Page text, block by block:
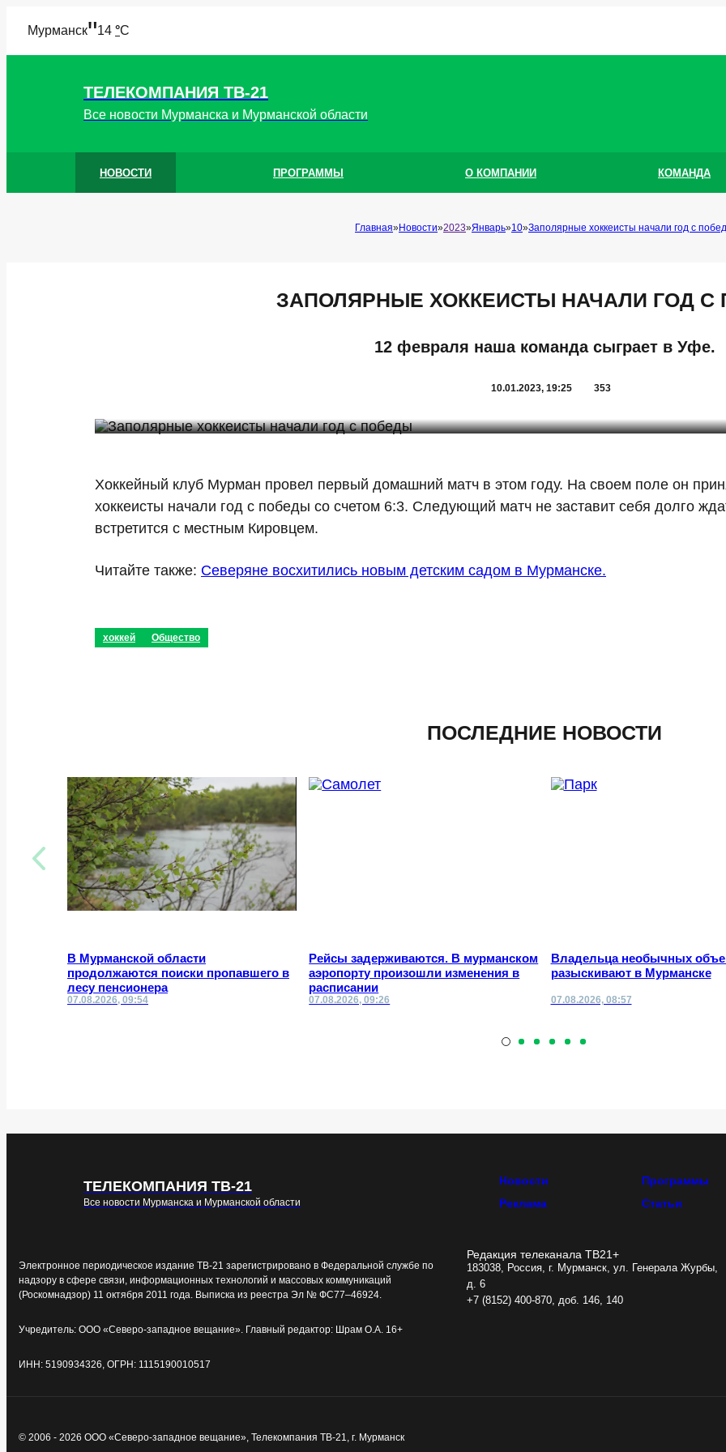
Мурманск"14 °C
ТЕЛЕКОМПАНИЯ ТВ-21
Все новости Мурманска и Мурманской области
НОВОСТИ ПРОГРАММЫ О КОМПАНИИ КОМАНДА
Главная Новости 2023 Январь 10 Заполярные хоккеисты начали год с
ЗАПОЛЯРНЫЕ ХОККЕИСТЫ НАЧАЛИ ГОД С
12 февраля наша команда сыграет в Уфе.
10.01.2023, 19:25 353
Хоккейный клуб Мурман провел первый домашний матч в этом году. На своем поле он
хоккеисты начали год с победы со счетом 6:3. Следующий матч не заставит себя долго
встретится с местным Кировцем.
Читайте также: Северяне восхитились новым детским садом в Мурманске.
хоккей Общество
ПОСЛЕДНИЕ НОВОСТИ
В Мурманской области
продолжаются поиски пропавшего в
лесу пенсионера
07.08.2026, 09:54
Рейсы задерживаются. В мурманском
аэропорту произошли изменения в
расписании
07.08.2026, 09:26
Владельца необычных
разыскивают в Мурманске
07.08.2026, 08:57
ТЕЛЕКОМПАНИЯ ТВ-21
Все новости Мурманска и Мурманской области
Новости Программы
Реклама
Статьи
Электронное периодическое издание ТВ-21 зарегистрировано в Федеральной службе по
надзору в сфере связи, информационных технологий и массовых коммуникаций
(Роскомнадзор) 11 октября 2011 года. Выписка из реестра Эл № ФС77–46924.
Учредитель: ООО «Северо-западное вещание». Главный редактор: Шрам О.А. 16+
ИНН: 5190934326, ОГРН: 1115190010517
Редакция телеканала ТВ21+
183038, Россия, г. Мурманск, ул. Генерала Журбы,
д. 6
+7 (8152) 400-870, доб. 146, 140
© 2006 - 2026 ООО «Северо-западное вещание», Телекомпания ТВ-21, г. Мурманск